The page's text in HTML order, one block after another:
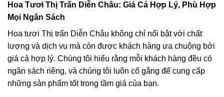
Hoa Tươi Thị Trấn Diễn Châu: Giá Cả Hợp Lý, Phù Hợp
Mọi Ngân Sách
Hoa tươi Thị trấn Diễn Châu không chỉ nổi bật với chất
lượng và dịch vụ mà còn được khách hàng ưa chuộng bởi
giá cả hợp lý. Chúng tôi hiểu rằng mỗi khách hàng đều có
ngân sách riêng, và chúng tôi luôn cố gắng để cung cấp
những sản phẩm tốt trong tầm giá của bạn.